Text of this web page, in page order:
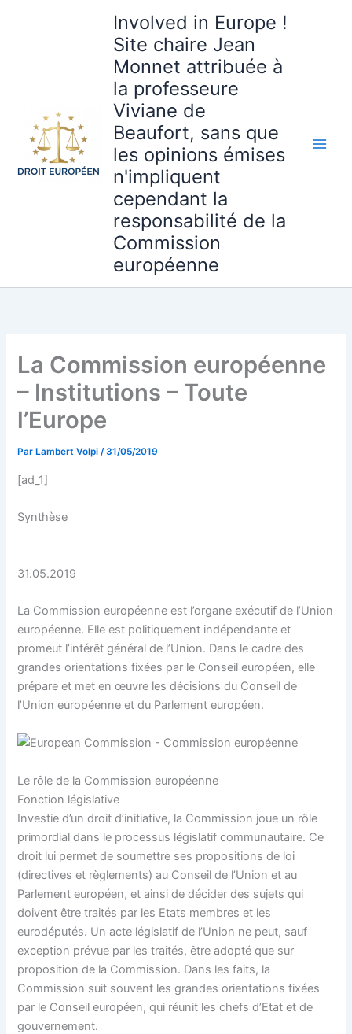
Involved in Europe !
Site chaire Jean
Monnet attribuée à
la professeure
Viviane de
Beaufort, sans que
les opinions émises
n'impliquent
cependant la
responsabilité de la
Commission
européenne
La Commission européenne
– Institutions – Toute
l’Europe
Par Lambert Volpi/31/05/2019
[ad_1]
Synthèse
31.05.2019
La Commission européenne est l’organe exécutif de l’Union
européenne. Elle est politiquement indépendante et
promeut l’intérêt général de l’Union. Dans le cadre des
grandes orientations fixées par le Conseil européen, elle
prépare et met en œuvre les décisions du Conseil de
l’Union européenne et du Parlement européen.
Le rôle de la Commission européenne
Fonction législative
Investie d’un droit d’initiative, la Commission joue un rôle
primordial dans le processus législatif communautaire. Ce
droit lui permet de soumettre ses propositions de loi
(directives et règlements) au Conseil de l’Union et au
Parlement européen, et ainsi de décider des sujets qui
doivent être traités par les Etats membres et les
eurodéputés. Un acte législatif de l’Union ne peut, sauf
exception prévue par les traités, être adopté que sur
proposition de la Commission. Dans les faits, la
Commission suit souvent les grandes orientations fixées
par le Conseil européen, qui réunit les chefs d’Etat et de
gouvernement.